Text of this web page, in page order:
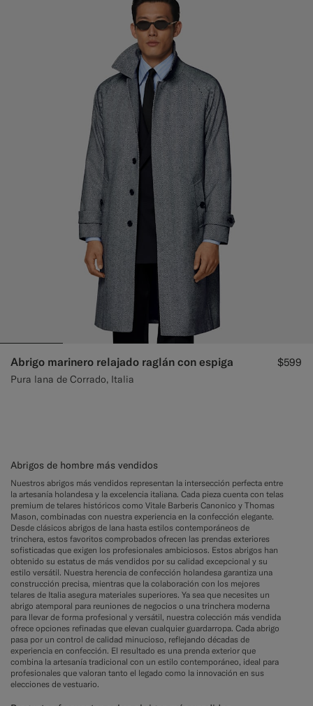
Abrigo marinero relajado raglán con espiga
Pura lana de Corrado, Italia
$599
Abrigos de hombre más vendidos
Nuestros abrigos más vendidos representan la intersección perfecta entre
la artesanía holandesa y la excelencia italiana. Cada pieza cuenta con telas
premium de telares históricos como Vitale Barberis Canonico y Thomas
Mason, combinadas con nuestra experiencia en la confección elegante.
Desde clásicos abrigos de lana hasta estilos contemporáneos de
trinchera, estos favoritos comprobados ofrecen las prendas exteriores
sofisticadas que exigen los profesionales ambiciosos. Estos abrigos han
obtenido su estatus de más vendidos por su calidad excepcional y su
estilo versátil. Nuestra herencia de confección holandesa garantiza una
construcción precisa, mientras que la colaboración con los mejores
telares de Italia asegura materiales superiores. Ya sea que necesites un
abrigo atemporal para reuniones de negocios o una trinchera moderna
para llevar de forma profesional y versátil, nuestra colección más vendida
ofrece opciones refinadas que elevan cualquier guardarropa. Cada abrigo
pasa por un control de calidad minucioso, reflejando décadas de
experiencia en confección. El resultado es una prenda exterior que
combina la artesanía tradicional con un estilo contemporáneo, ideal para
profesionales que valoran tanto el legado como la innovación en sus
elecciones de vestuario.